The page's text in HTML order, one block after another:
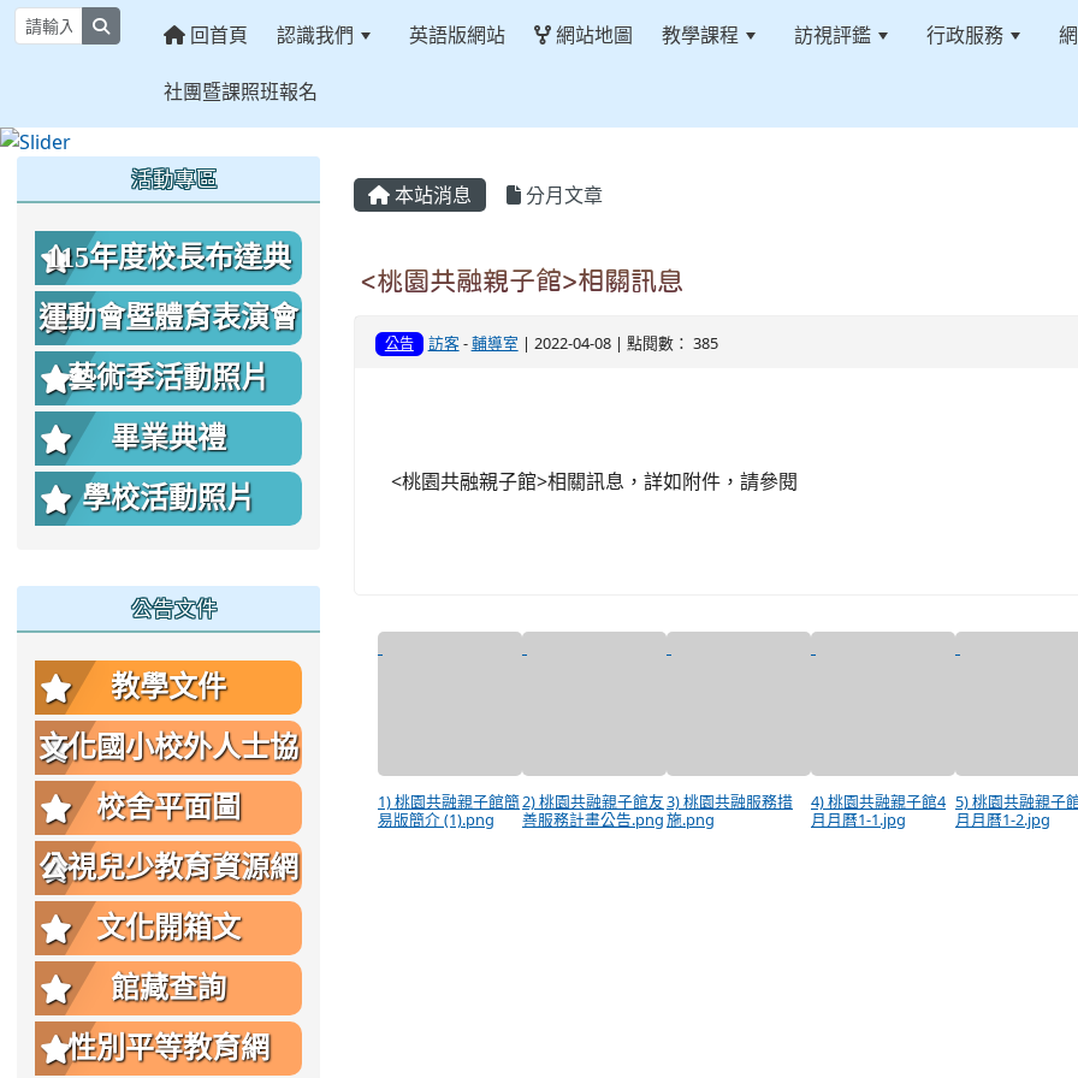
回首頁 認識我們 英語版網站 網站地圖 教學課程 訪視評鑑 行政服務
社團暨課照班報名
本站消息 分月文章
<桃園共融親子館>相關訊息
公告 訪客-輔導室 | 2022-04-08 | 點閱數： 385
<桃園共融親子館>相關訊息，詳如附件，請參閱
1) 桃園共融親子館簡
易版簡介 (1).png
2) 桃園共融親子館友
善服務計畫公告.png
3) 桃園共融服務措
施.png
4) 桃園共融親子館4
月月曆1-1.jpg
5) 桃園共融親子
月月曆1-2.jpg
活動專區
115年度校長布達典
禮照片
運動會暨體育表演會
照片
藝術季活動照片
畢業典禮
學校活動照片
公告文件
教學文件
文化國小校外人士協
助教學或活動要點
校舍平面圖
公視兒少教育資源網
文化開箱文
館藏查詢
性別平等教育網